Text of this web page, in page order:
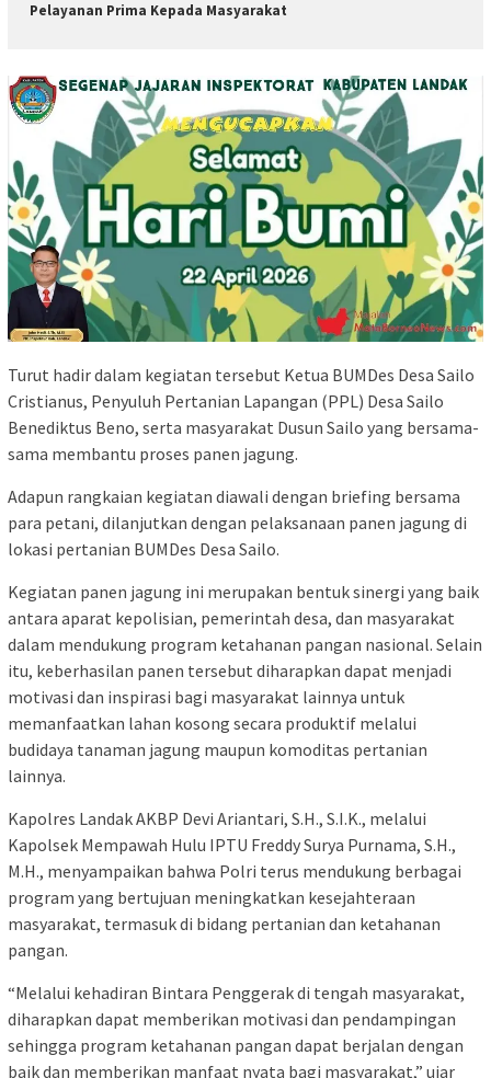
Pelayanan Prima Kepada Masyarakat
Turut hadir dalam kegiatan tersebut Ketua BUMDes Desa Sailo
Cristianus, Penyuluh Pertanian Lapangan (PPL) Desa Sailo
Benediktus Beno, serta masyarakat Dusun Sailo yang bersama-
sama membantu proses panen jagung.
Adapun rangkaian kegiatan diawali dengan briefing bersama
para petani, dilanjutkan dengan pelaksanaan panen jagung di
lokasi pertanian BUMDes Desa Sailo.
Kegiatan panen jagung ini merupakan bentuk sinergi yang baik
antara aparat kepolisian, pemerintah desa, dan masyarakat
dalam mendukung program ketahanan pangan nasional. Selain
itu, keberhasilan panen tersebut diharapkan dapat menjadi
motivasi dan inspirasi bagi masyarakat lainnya untuk
memanfaatkan lahan kosong secara produktif melalui
budidaya tanaman jagung maupun komoditas pertanian
lainnya.
Kapolres Landak AKBP Devi Ariantari, S.H., S.I.K., melalui
Kapolsek Mempawah Hulu IPTU Freddy Surya Purnama, S.H.,
M.H., menyampaikan bahwa Polri terus mendukung berbagai
program yang bertujuan meningkatkan kesejahteraan
masyarakat, termasuk di bidang pertanian dan ketahanan
pangan.
“Melalui kehadiran Bintara Penggerak di tengah masyarakat,
diharapkan dapat memberikan motivasi dan pendampingan
sehingga program ketahanan pangan dapat berjalan dengan
baik dan memberikan manfaat nyata bagi masyarakat,” ujar